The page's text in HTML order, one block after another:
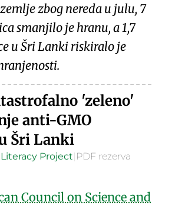
zbog nereda u julu, 7
smanjilo je hranu, a 1,7
u Šri Lanki riskiralo je
.
'zeleno'
anti-GMO
Šri Lanki
Project| PDF rezerva
Council on Science and